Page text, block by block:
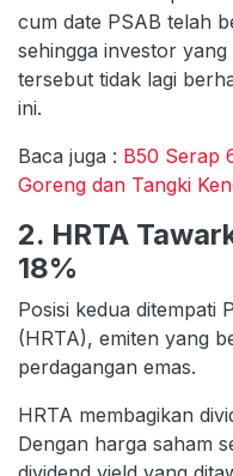
cum date PSAB telah
sehingga investor
tersebut tidak lagi
ini.
Baca juga : B50 Serap
Goreng dan Tangki
2. HRTA
18%
Posisi kedua ditempati
(HRTA), emiten yang
perdagangan emas.
HRTA membagikan
Dengan harga saham